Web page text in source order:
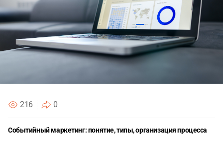
Событийный маркетинг: понятие, типы, организация процесса
216 0
политикой конфиденциальности
ОТПРАВИТЬ
политикой конфиденциальности
ОТПРАВИТЬ